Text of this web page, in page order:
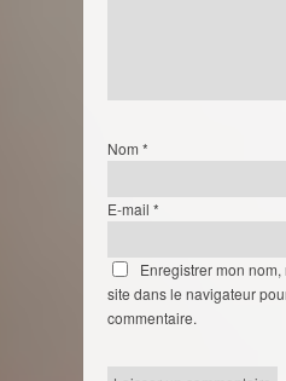
Nom *
E-mail *
Enregistrer mon
site dans le navigateur
commentaire.